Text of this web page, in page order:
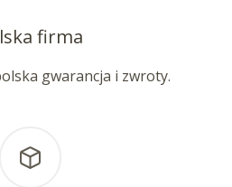
firma
gwarancja i zwroty.